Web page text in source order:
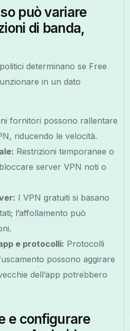
può variare
di banda,
determinano se Free
in un dato
fornitori possono rallentare
riducendo le velocità.
Restrizioni temporanee o
server VPN noti o
I VPN gratuiti si basano
l’affollamento può
e protocolli: Protocolli
possono aggirare
dell’app potrebbero
e configurare